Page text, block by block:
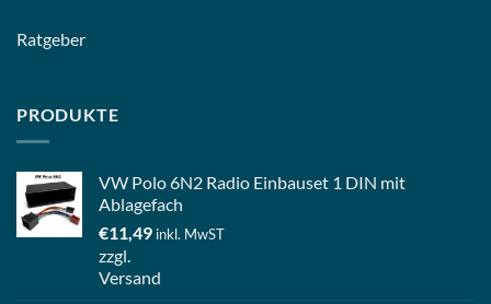
Ratgeber
PRODUKTE
VW Polo 6N2 Radio Einbauset 1 DIN mit
Ablagefach
€11,49 inkl. MwST
zzgl.
Versand